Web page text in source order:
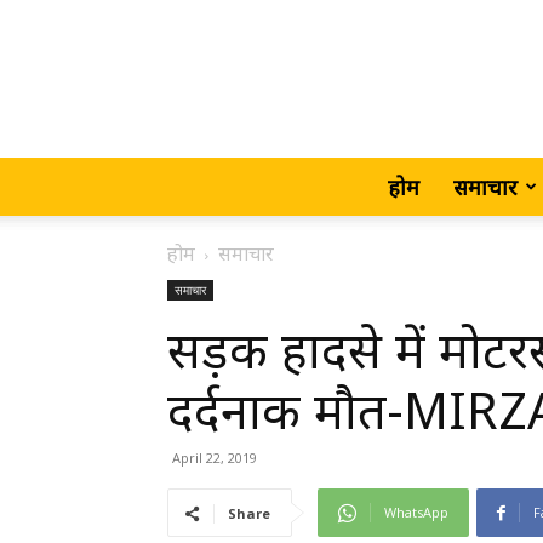
होम समाचार
होम समाचार
समाचार
सड़क हादसे में
दर्दनाक मौत-
April 22, 2019
Share WhatsApp